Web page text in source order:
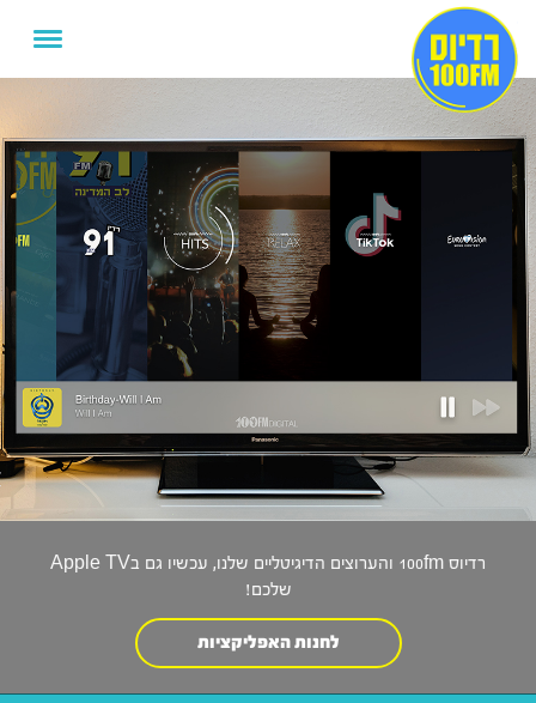
רדיוס 100fm והערוצים הדיגיטליים שלנו, עכשיו גם בApple TV
שלכם!
לחנות האפליקציות